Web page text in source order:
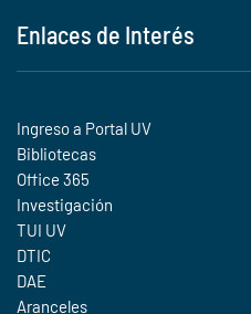
Enlaces de Interés
Ingreso a Portal UV
Bibliotecas
Office 365
Investigación
TUI UV
DTIC
DAE
Aranceles